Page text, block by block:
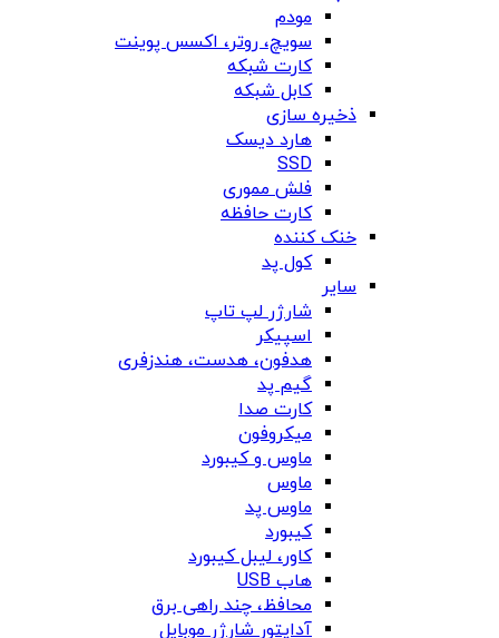
مودم
سویچ، روتر، اکسس پوینت
کارت شبکه
کابل شبکه
ذخیره سازی
هارد دیسک
SSD
فلش مموری
کارت حافظه
خنک کننده
کول پد
سایر
شارژر لپ تاپ
اسپیکر
هدفون، هدست، هندزفری
گیم پد
کارت صدا
میکروفون
ماوس و کیبورد
ماوس
ماوس پد
کیبورد
کاور، لیبل کیبورد
هاب USB
محافظ، چند راهی برق
آداپتور شارژر موبایل